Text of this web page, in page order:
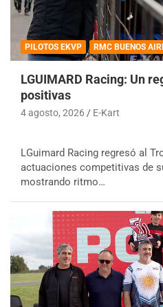
PILOTOS EKVP RMC BUENOS
LGUIMARD Racing: Un
positivas
4 agosto, 2026 E-Kart
LGuimard Racing regresó al
actuaciones competitivas de
mostrando ritmo…